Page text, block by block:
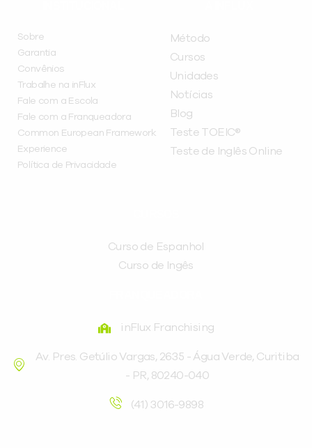
Sobre
Garantia
Convênios
Trabalhe na inFlux
Fale com a Escola
Fale com a Franqueadora
Common European Framework
Experience
Política de Privacidade
Método
Cursos
Unidades
Notícias
Blog
Teste TOEIC®
Teste de Inglês Online
Curso de Espanhol
Curso de Ingês
inFlux Franchising
Av. Pres. Getúlio Vargas, 2635 - Água Verde, Curitiba
- PR, 80240-040
(41) 3016-9898